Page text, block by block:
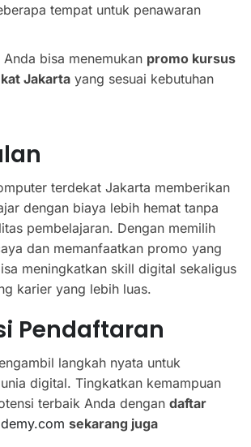
tempat untuk penawaran
bisa menemukan promo kursus
Jakarta yang sesuai kebutuhan
terdekat Jakarta memberikan
dengan biaya lebih hemat tanpa
pembelajaran. Dengan memilih
dan memanfaatkan promo yang
meningkatkan skill digital sekaligus
karier yang lebih luas.
Pendaftaran
langkah nyata untuk
digital. Tingkatkan kemampuan
terbaik Anda dengan daftar
sekarang juga